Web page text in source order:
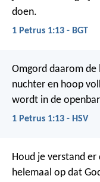
doen.
1 Petrus 1:13 - BGT
Omgord daarom de
nuchter en hoop
wordt in de
1 Petrus 1:13 - HSV
Houd je verstand
helemaal op dat